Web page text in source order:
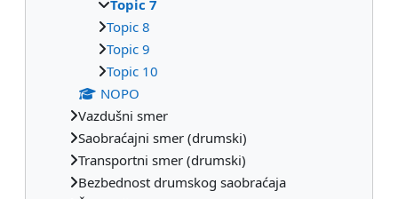
Topic 7
Topic 8
Topic 9
Topic 10
NOPO
Vazdušni smer
Saobraćajni smer (drumski)
Transportni smer (drumski)
Bezbednost drumskog saobraćaja